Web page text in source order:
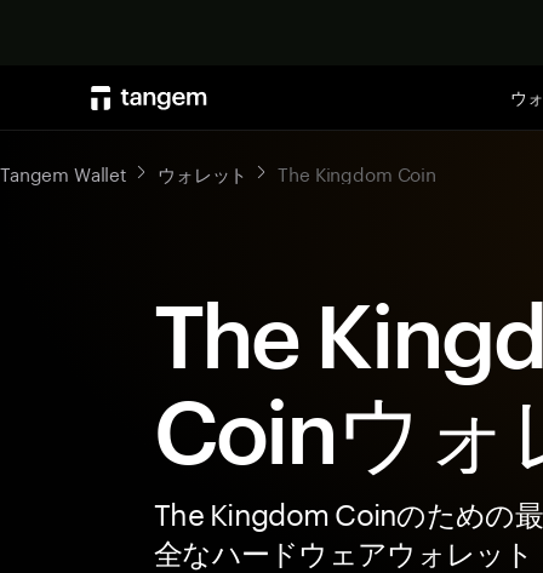
ウ
Tangem Wallet ウォレット The Kingdom Coin
The
Coinウォ
The Kingdom Coinのための
全なハードウェアウォレット